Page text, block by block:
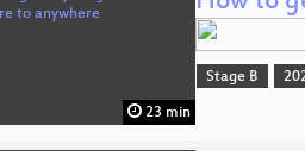
23 min
Stage B